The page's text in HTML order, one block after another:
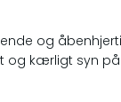
og
og kærligt syn